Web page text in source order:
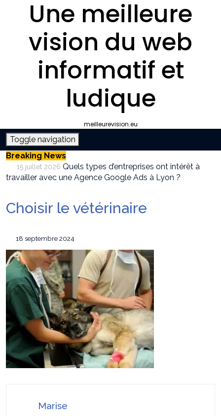
Une meilleure
vision du web
informatif et
ludique
meilleurevision.eu
Toggle navigation
Breaking News
15 juillet 2026 Quels types d’entreprises ont intérêt à
travailler avec une Agence Google Ads à Lyon ?
12 juin 2026
Survivalisme boutique : où acheter son
conférencier idéal pour votre convention annuelle
14 avril 2026 SEO Google Maps Paris : 4 éléments clés
puissants
16 juillet 2026 Pourquoi faire confiance à ADC sécurité
pour la protection de vos biens et de vos proches ?
Choisir le vétérinaire
18 septembre 2024
Marise